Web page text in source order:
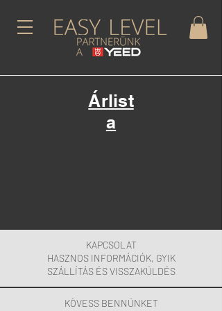
Árlist
a
KAPCSOLAT
HASZNOS INFORMÁCIÓK, GYIK
SZÁLLÍTÁS ÉS VISSZAKÜLDÉS
KÖVESS BENNÜNKET